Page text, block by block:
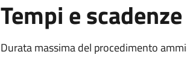
Tempi e scadenze
Durata massima del procedimento